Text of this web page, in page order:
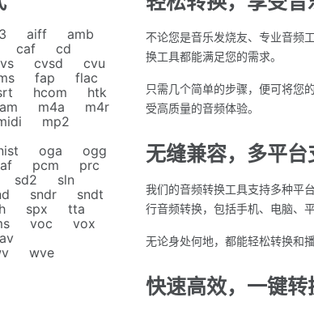
aiff
amb
caf
cd
cvsd
cvu
fap
flac
hcom
htk
m4a
m4r
mp2
oga
ogg
pcm
prc
sd2
sln
sndr
sndt
spx
tta
voc
vox
wve
不论您是音乐发烧友、专业音频
换工具都能满足您的需求。
只需几个简单的步骤，便可将您
受高质量的音频体验。
无缝兼容，多平台
我们的音频转换工具支持多种平
行音频转换，包括手机、电脑、平
无论身处何地，都能轻松转换和
快速高效，一键转